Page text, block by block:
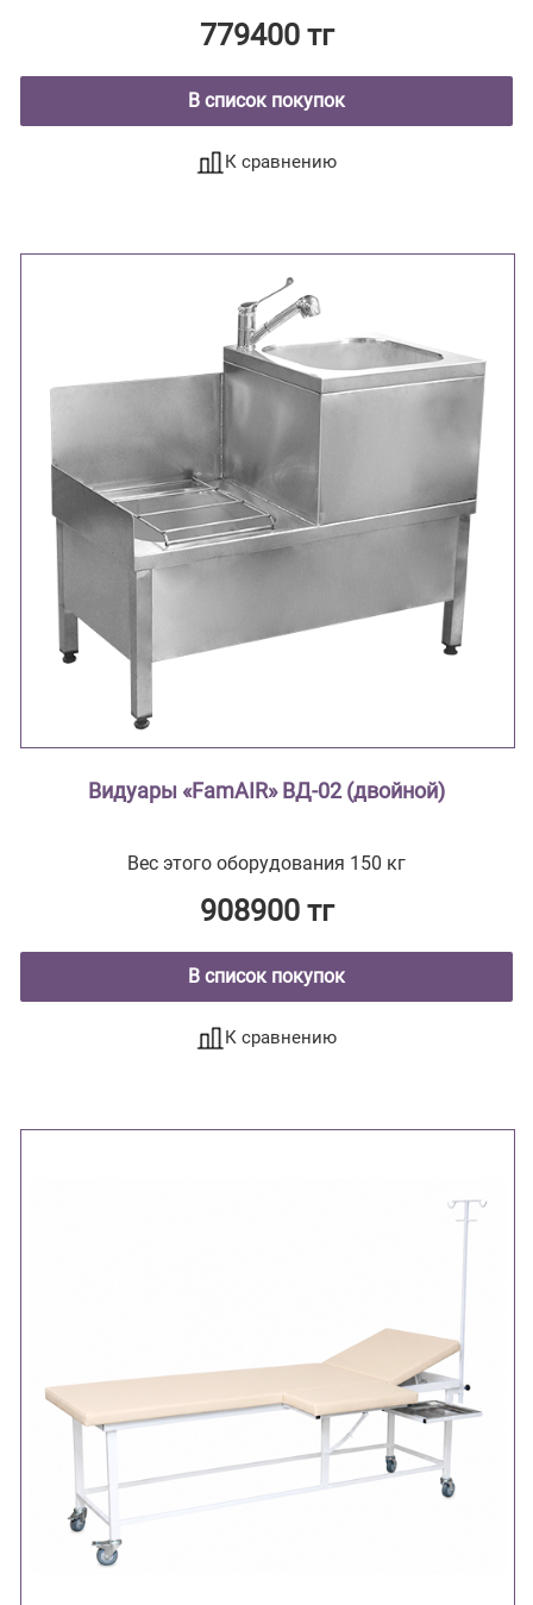
779400 тг
В список покупок
К сравнению
Видуары «FamAIR» ВД-02 (двойной)
Вес этого оборудования 150 кг
908900 тг
В список покупок
К сравнению